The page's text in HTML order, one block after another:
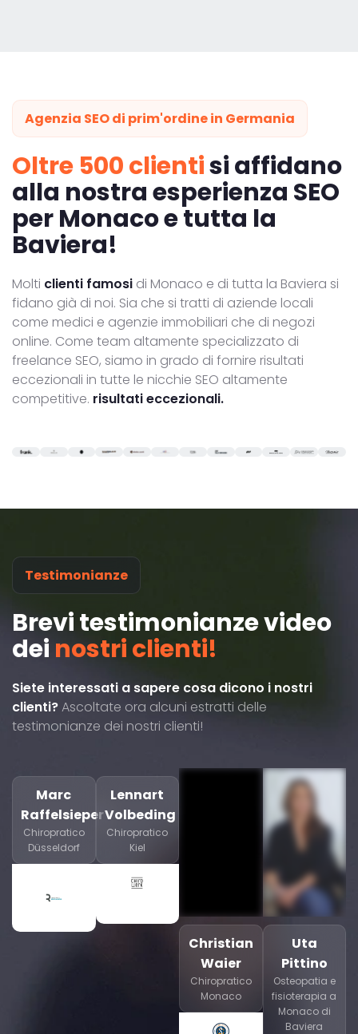
Agenzia SEO di prim'ordine in Germania
Oltre 500 clientisi affidano
alla nostra esperienza SEO
per Monaco e tutta la
Baviera!
Molti clienti famosi di Monaco e di tutta la Baviera si
fidano già di noi. Sia che si tratti di aziende locali
come medici e agenzie immobiliari che di negozi
online. Come team altamente specializzato di
freelance SEO, siamo in grado di fornire risultati
eccezionali in tutte le nicchie SEO altamente
competitive. risultati eccezionali.
Testimonianze
Brevi testimonianze video
dei nostri clienti!
Siete interessati a sapere cosa dicono i nostri
clienti?Ascoltate ora alcuni estratti delle
testimonianze dei nostri clienti!
Marc
Raffelsieper
Chiropratico
Düsseldorf
Lennart
Volbeding
Chiropratico
Kiel
Christian
Waier
Chiropratico
Monaco
Uta
Pittino
Osteopatia e
fisioterapia a
Monaco di
Baviera